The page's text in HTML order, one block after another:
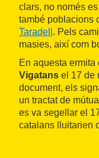
clars, no només
també poblacions
Taradell . Pels
masies, així com
En aquesta ermita
Vigatans el 17 de
document, els
un tractat de mútua
es va segellar el
catalans lluitarien
constitucions